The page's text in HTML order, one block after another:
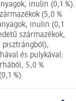
inulin (0,1 %).
(5,0 %
inulin (0,1
származékok,
pisztrángból),
és pulykával:
5,0 %
%).